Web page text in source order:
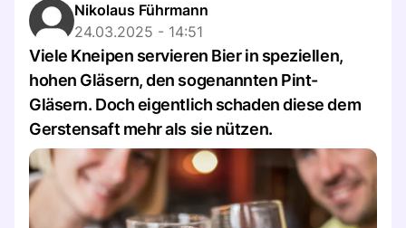
Nikolaus Führmann
24.03.2025 - 14:51
Viele Kneipen servieren Bier in speziellen,
hohen Gläsern, den sogenannten Pint-
Gläsern. Doch eigentlich schaden diese dem
Gerstensaft mehr als sie nützen.